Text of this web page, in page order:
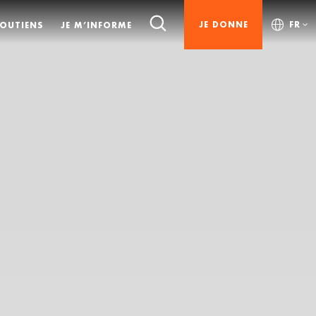
JE M’INFORME JE DONNE FR